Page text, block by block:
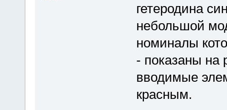
гетеродина
небольшой
номиналы
- показаны на
вводимые
красным.